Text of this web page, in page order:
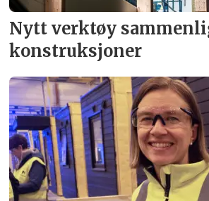
Nytt verktøy
konstruksjoner